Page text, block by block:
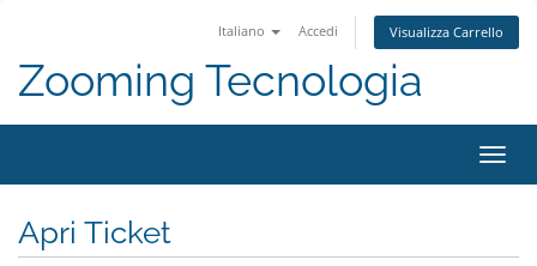
Italiano Accedi Visualizza Carrello
Zooming Tecnologia
Attiva
Apri Ticket